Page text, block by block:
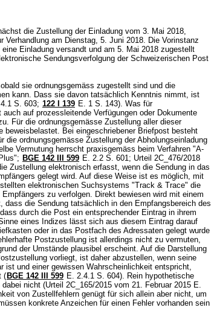
die Zustellung der Einladung vom 3. Mai 2018,
am Dienstag, 5. Juni 2018. Die Vorinstanz
Einladung versandt und am 5. Mai 2018 zugestellt
Sendungsverfolgung der Schweizerischen Post
sie ordnungsgemäss zugestellt sind und die
kann. Dass sie davon tatsächlich Kenntnis nimmt, ist
S. 603; 122 I 139 E. 1 S. 143). Was für
auf prozessleitende Verfügungen oder Dokumente
Für die ordnungsgemässe Zustellung aller dieser
beweisbelastet. Bei eingeschriebener Briefpost besteht
die ordnungsgemässe Zustellung der Abholungseinladung
Vermutung herrscht praxisgemäss beim Verfahren "A-
BGE 142 III 599 E. 2.2 S. 601; Urteil 2C_476/2018
Zustellung elektronisch erfasst, wenn die Sendung in das
gelegt wird. Auf diese Weise ist es möglich, mit
elektronischen Suchsystems "Track & Trace" die
zu verfolgen. Direkt bewiesen wird mit einem
die Sendung tatsächlich in den Empfangsbereich des
durch die Post ein entsprechender Eintrag in ihrem
eines Indizes lässt sich aus diesem Eintrag darauf
oder in das Postfach des Adressaten gelegt wurde
Postzustellung ist allerdings nicht zu vermuten,
der Umstände plausibel erscheint. Auf die Darstellung
vorliegt, ist daher abzustellen, wenn seine
ist und einer gewissen Wahrscheinlichkeit entspricht,
( BGE 142 III 599 E. 2.4.1 S. 604). Rein hypothetische
nicht (Urteil 2C_165/2015 vom 21. Februar 2015 E.
von Zustellfehlern genügt für sich allein aber nicht, um
konkrete Anzeichen für einen Fehler vorhanden sein